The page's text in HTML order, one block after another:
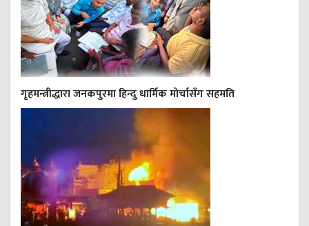
गृहमन्त्रीद्धारा जनकपुरमा हिन्दु धार्मिक मोर्चासँग सहमति